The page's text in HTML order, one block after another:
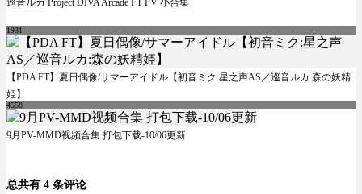
巡音ルカ Project DIVA Arcade FT PV 小合集
1931
【PDA FT】夏日偶像/サマーアイドル【初音ミク:星之声AS／巡音ルカ:森の妖精
姫】
4558
9月PV-MMD视频合集 打包下载-10/06更新
总共有 4 条评论